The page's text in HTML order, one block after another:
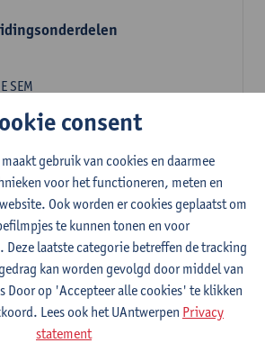
SEM
SEM
m.i.v. labovaardigheden
SEM
Blockhuys Christophe De Bie
in de biomedische wetenschappen deel
levenswetenschappen
consent
gebruik van cookies en daarmee
voor het functioneren, meten en
Ook worden er cookies geplaatst om
te kunnen tonen en voor
laatste categorie betreffen de tracking
kan worden gevolgd door middel van
Door op 'Accepteer alle cookies' te klikken
Lees ook het UAntwerpen Privacy
statement